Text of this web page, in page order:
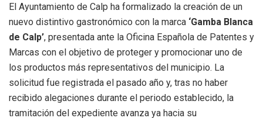
El Ayuntamiento de Calp ha formalizado la creación de un
nuevo distintivo gastronómico con la marca ‘Gamba Blanca
de Calp’, presentada ante la Oficina Española de Patentes y
Marcas con el objetivo de proteger y promocionar uno de
los productos más representativos del municipio. La
solicitud fue registrada el pasado año y, tras no haber
recibido alegaciones durante el periodo establecido, la
tramitación del expediente avanza ya hacia su